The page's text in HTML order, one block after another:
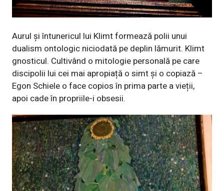
Aurul și întunericul lui Klimt formează polii unui
dualism ontologic niciodată pe deplin lămurit. Klimt
gnosticul. Cultivând o mitologie personală pe care
discipolii lui cei mai apropiață o simt și o copiază –
Egon Schiele o face copios în prima parte a vieții,
apoi cade în propriile-i obsesii.